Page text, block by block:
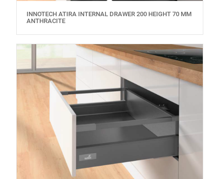
INNOTECH ATIRA INTERNAL DRAWER 200 HEIGHT 70 MM
ANTHRACITE